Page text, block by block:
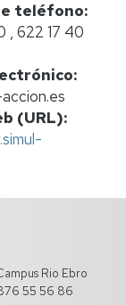
teléfono
, 622 17 40
(URL)
Rio Ebro
55 56 86